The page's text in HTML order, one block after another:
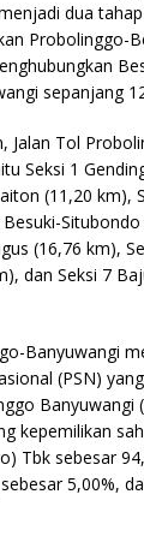
dua
Probolinggo-
sepanjang
Jalan Tol
Seksi 1
(11,20 km),
(16,76 km),
dan Seksi 7
Banyuwangi
(PSN)
Banyuwangi
kepemilikan
Tbk sebesar
5,00%,